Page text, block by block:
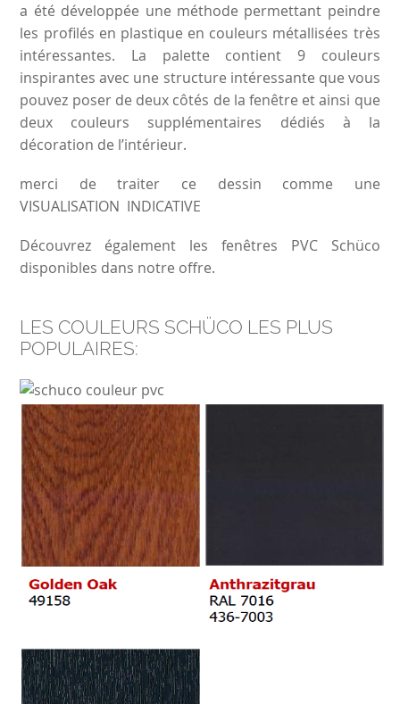
a été développée une méthode permettant peindre
les profilés en plastique en couleurs métallisées très
intéressantes. La palette contient 9 couleurs
inspirantes avec une structure intéressante que vous
pouvez poser de deux côtés de la fenêtre et ainsi que
deux couleurs supplémentaires dédiés à la
décoration de l’intérieur.
merci de traiter ce dessin comme une
VISUALISATION INDICATIVE
Découvrez également les fenêtres PVC Schüco
disponibles dans notre offre.
LES COULEURS SCHÜCO LES PLUS
POPULAIRES: